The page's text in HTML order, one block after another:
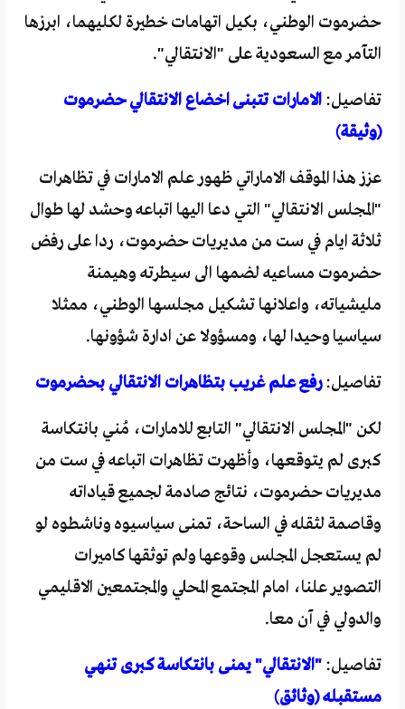
حضرموت الوطني، بكيل اتهامات خطيرة لكليهما، ابرزها
التآمر مع السعودية على "الانتقالي".
تفاصيل: الامارات تتبنى اخضاع الانتقالي حضرموت
(وثيقة)
عزز هذا الموقف الاماراتي ظهور علم الامارات في تظاهرات
"المجلس الانتقالي" التي دعا اليها اتباعه وحشد لها طوال
ثلاثة ايام في ست من مديريات حضرموت، ردا على رفض
حضرموت مساعيه لضمها الى سيطرته وهيمنة
مليشياته، واعلانها تشكيل مجلسها الوطني، ممثلا
سياسيا وحيدا لها، ومسؤولا عن ادارة شؤونها.
تفاصيل:رفع علم غريب بتظاهرات الانتقالي بحضرموت
لكن "المجلس الانتقالي" التابع للامارات، مُني بانتكاسة
كبرى لم يتوقعها، وأظهرت تظاهرات اتباعه في ست من
مديريات حضرموت، نتائج صادمة لجميع قياداته
وقاصمة لثقله في الساحة، تمنى سياسيوه وناشطوه لو
لم يستعجل المجلس وقوعها ولم توثقها كاميرات
التصوير علنا، امام المجتمع المحلي والمجتمعين الاقليمي
والدولي في آن معا.
تفاصيل: "الانتقالي" يمنى بانتكاسة كبرى تنهي
مستقبله (وثائق)